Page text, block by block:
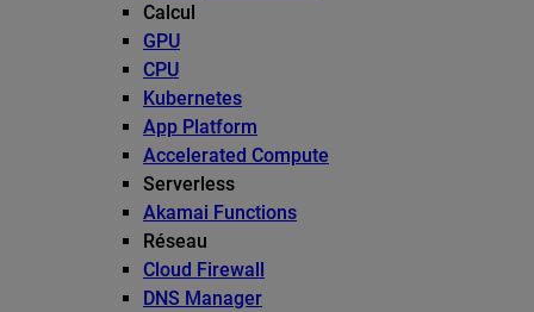
Calcul
GPU
CPU
Kubernetes
App Platform
Accelerated Compute
Serverless
Akamai Functions
Réseau
Cloud Firewall
DNS Manager